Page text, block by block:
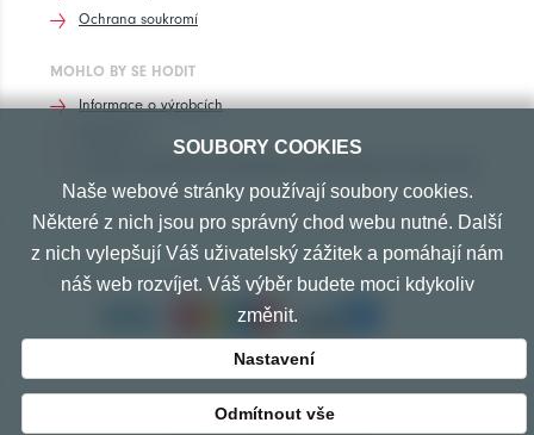
Ochrana soukromí
MOHLO BY SE HODIT
Informace o výrobcích
PŘIJÍMÁME TYTO PLATBY
© Copyright 2010-2026 Exprespneu.cz
SOUBORY COOKIES
Naše webové stránky používají soubory cookies.
Některé z nich jsou pro správný chod webu nutné. Další
z nich vylepšují Váš uživatelský zážitek a pomáhají nám
náš web rozvíjet. Váš výběr budete moci kdykoliv
změnit.
Nastavení
Odmítnout vše